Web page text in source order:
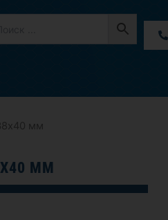
мм
ММ